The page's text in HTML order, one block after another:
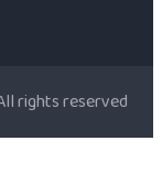
rights reserved